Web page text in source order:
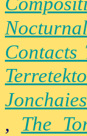
Nocturnal
Contacts
Jonchaies
, The